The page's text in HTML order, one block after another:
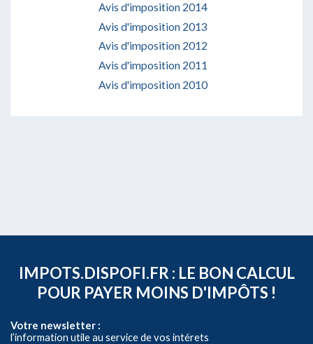
Avis d'imposition 2014
Avis d'imposition 2013
Avis d'imposition 2012
Avis d'imposition 2011
Avis d'imposition 2010
IMPOTS.DISPOFI.FR : LE BON CALCUL
POUR PAYER MOINS D'IMPÔTS !
Votre newsletter :
l’information utile au service de vos intérets